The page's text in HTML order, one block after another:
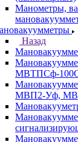
Манометры,
Назад
МВТПСф-
МВП2-Уф,